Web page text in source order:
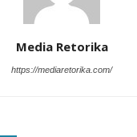
Media Retorika
https://mediaretorika.com/